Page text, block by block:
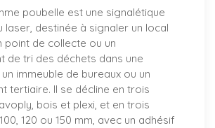
poubelle est une signalétique
laser, destinée à signaler un local
point de collecte ou un
de tri des déchets dans une
immeuble de bureaux ou un
tertiaire. Il se décline en trois
bois et plexi, et en trois
120 ou 150 mm, avec un adhésif